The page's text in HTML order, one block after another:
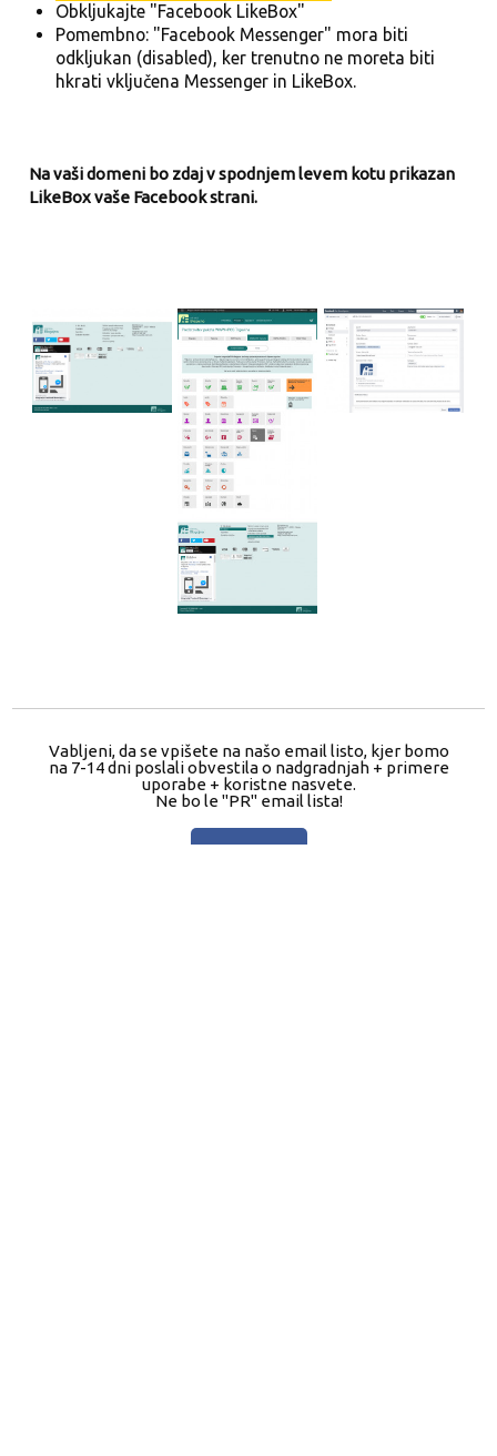
Obkljukajte "Facebook LikeBox"
Pomembno: "Facebook Messenger" mora biti
odkljukan (disabled), ker trenutno ne moreta biti
hkrati vključena Messenger in LikeBox.
Na vaši domeni bo zdaj v spodnjem levem kotu prikazan
LikeBox vaše Facebook strani.
Vabljeni, da se vpišete na našo email listo, kjer bomo
na 7-14 dni poslali obvestila o nadgradnjah + primere
uporabe + koristne nasvete.
Ne bo le "PR" email lista!